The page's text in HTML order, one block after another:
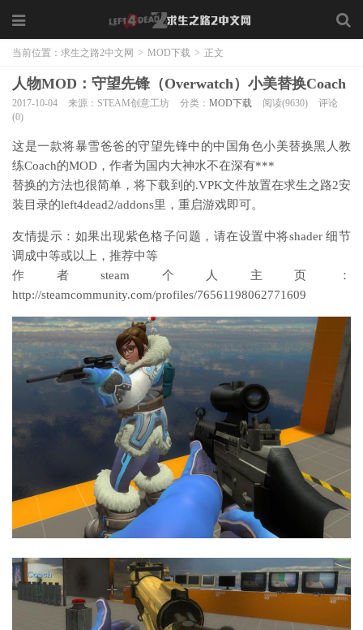
当前位置： 求生之路2中文网 > MOD下载 > 正文
人物MOD：守望先锋（Overwatch）小美替换Coach
2017-10-04 来源：STEAM创意工坊 分类： MOD下载 阅读(9630)
评论
(0)
这是一款将暴雪爸爸的守望先锋中的中国角色小美替换黑人教
练Coach的MOD，作者为国内大神水不在深有***
替换的方法也很简单，将下载到的.VPK文件放置在求生之路2安
装目录的left4dead2/addons里，重启游戏即可。
友情提示：如果出现紫色格子问题，请在设置中将shader 细节
调成中等或以上，推荐中等
作者steam个人主页：
http://steamcommunity.com/profiles/76561198062771609